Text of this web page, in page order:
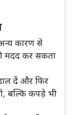
कारण से
मदद कर सकता
दें और फिर
बल्कि कपड़े भी